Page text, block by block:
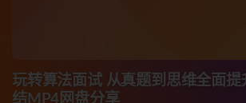
玩转算法面试 从真题到思维全面提
结MP4网盘分享